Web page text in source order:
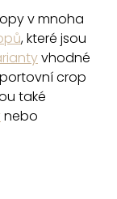
v mnoha
, které jsou
vhodné
crop
také
nebo